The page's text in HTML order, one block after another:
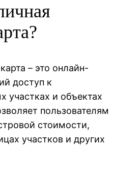
– это онлайн-
доступ к
участках и объектах
пользователям
стоимости,
участков и других